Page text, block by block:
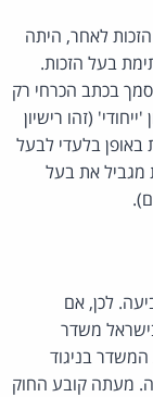
לאחר, היתה
בעל הזכות.
בכתב הכרחי רק
(זהו רישיון
בלעדי לבעל
מגביל את בעל
לכן, אם
משדר
המשדר בניגוד
מעתה קובע החוק